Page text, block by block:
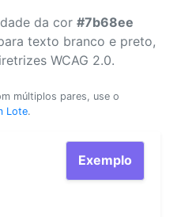
da cor #7b68ee
texto branco e preto,
WCAG 2.0.
múltiplos pares, use o
Lote.
Exemplo